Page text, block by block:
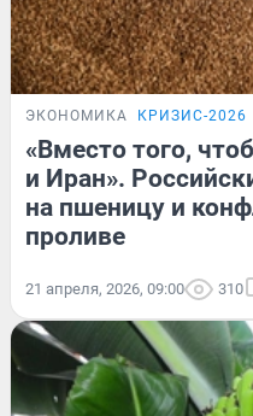
ЭКОНОМИКА КРИЗИС-2026
«Вместо того,
и Иран».
на пшеницу и
проливе
21 апреля, 2026, 09:00 310